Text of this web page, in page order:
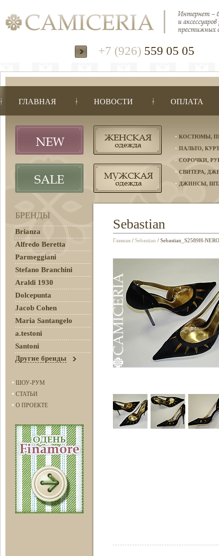
+7 (926) 559 05 05
ГЛАВНАЯ НОВОСТИ ОПЛАТА
КОСТЮМЫ,
ПАЛЬТО,
СОРОЧКИ,
СВИТЕРА,
ДЖИНСЫ,
Sebastian
Главная / Sebastian / Sebastian_S2589H-
БРЕНДЫ
Brianza
Alfredo Beretta
Parmeggiani
Stefano Branchini
Araldi 1930
Dolcepunta
Jacob Cohen
Maria Santangelo
a.testoni
Santoni
Другие бренды
ШОУ-РУМ
СТАТЬИ
О ПРОЕКТЕ